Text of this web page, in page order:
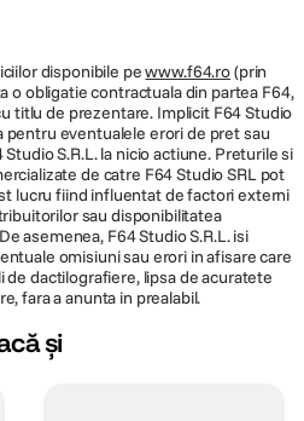
disponibile pewww.f64.ro(prin
o obligatie contractuala din partea F64,
titlu de prezentare. Implicit F64 Studio
pentru eventualele erori de pret sau
S.R.L. la nicio actiune. Preturile si
de catre F64 Studio SRL pot
lucru fiind influentat de factori externi
sau disponibilitatea
asemenea, F64 Studio S.R.L. isi
omisiuni sau erori in afisare care
dactilografiere, lipsa de acuratete
fara a anunta in prealabil.
și